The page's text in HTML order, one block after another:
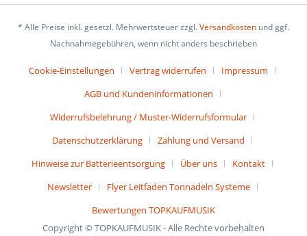
* Alle Preise inkl. gesetzl. Mehrwertsteuer zzgl.Versandkosten und ggf.
Nachnahmegebühren, wenn nicht anders beschrieben
Cookie-Einstellungen Vertrag widerrufen
Impressum
AGB und Kundeninformationen
Widerrufsbelehrung / Muster-Widerrufsformular
Datenschutzerklärung
Zahlung und Versand
Hinweise zur Batterieentsorgung
Über uns
Kontakt
Newsletter
Flyer Leitfaden Tonnadeln Systeme
Bewertungen TOPKAUFMUSIK
Copyright © TOPKAUFMUSIK - Alle Rechte vorbehalten